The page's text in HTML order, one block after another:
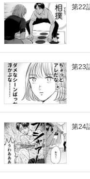
第22
第23
第24